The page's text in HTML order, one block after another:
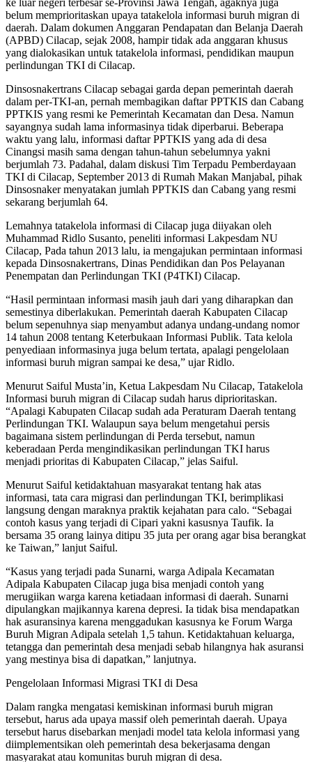
belum memprioritaskan upaya tatakelola informasi buruh migran di
daerah. Dalam dokumen Anggaran Pendapatan dan Belanja Daerah
(APBD) Cilacap, sejak 2008, hampir tidak ada anggaran khusus
yang dialokasikan untuk tatakelola informasi, pendidikan maupun
perlindungan TKI di Cilacap.
Dinsosnakertrans Cilacap sebagai garda depan pemerintah daerah
dalam per-TKI-an, pernah membagikan daftar PPTKIS dan Cabang
PPTKIS yang resmi ke Pemerintah Kecamatan dan Desa. Namun
sayangnya sudah lama informasinya tidak diperbarui. Beberapa
waktu yang lalu, informasi daftar PPTKIS yang ada di desa
Cinangsi masih sama dengan tahun-tahun sebelumnya yakni
berjumlah 73. Padahal, dalam diskusi Tim Terpadu Pemberdayaan
TKI di Cilacap, September 2013 di Rumah Makan Manjabal, pihak
Dinsosnaker menyatakan jumlah PPTKIS dan Cabang yang resmi
sekarang berjumlah 64.
Lemahnya tatakelola informasi di Cilacap juga diiyakan oleh
Muhammad Ridlo Susanto, peneliti informasi Lakpesdam NU
Cilacap, Pada tahun 2013 lalu, ia mengajukan permintaan informasi
kepada Dinsosnakertrans, Dinas Pendidikan dan Pos Pelayanan
Penempatan dan Perlindungan TKI (P4TKI) Cilacap.
“Hasil permintaan informasi masih jauh dari yang diharapkan dan
semestinya diberlakukan. Pemerintah daerah Kabupaten Cilacap
belum sepenuhnya siap menyambut adanya undang-undang nomor
14 tahun 2008 tentang Keterbukaan Informasi Publik. Tata kelola
penyediaan informasinya juga belum tertata, apalagi pengelolaan
informasi buruh migran sampai ke desa,” ujar Ridlo.
Menurut Saiful Musta’in, Ketua Lakpesdam Nu Cilacap, Tatakelola
Informasi buruh migran di Cilacap sudah harus diprioritaskan.
“Apalagi Kabupaten Cilacap sudah ada Peraturam Daerah tentang
Perlindungan TKI. Walaupun saya belum mengetahui persis
bagaimana sistem perlindungan di Perda tersebut, namun
keberadaan Perda mengindikasikan perlindungan TKI harus
menjadi prioritas di Kabupaten Cilacap,” jelas Saiful.
Menurut Saiful ketidaktahuan masyarakat tentang hak atas
informasi, tata cara migrasi dan perlindungan TKI, berimplikasi
langsung dengan maraknya praktik kejahatan para calo. “Sebagai
contoh kasus yang terjadi di Cipari yakni kasusnya Taufik. Ia
bersama 35 orang lainya ditipu 35 juta per orang agar bisa berangkat
ke Taiwan,” lanjut Saiful.
“Kasus yang terjadi pada Sunarni, warga Adipala Kecamatan
Adipala Kabupaten Cilacap juga bisa menjadi contoh yang
merugiikan warga karena ketiadaan informasi di daerah. Sunarni
dipulangkan majikannya karena depresi. Ia tidak bisa mendapatkan
hak asuransinya karena menggadukan kasusnya ke Forum Warga
Buruh Migran Adipala setelah 1,5 tahun. Ketidaktahuan keluarga,
tetangga dan pemerintah desa menjadi sebab hilangnya hak asuransi
yang mestinya bisa di dapatkan,” lanjutnya.
Pengelolaan Informasi Migrasi TKI di Desa
Dalam rangka mengatasi kemiskinan informasi buruh migran
tersebut, harus ada upaya massif oleh pemerintah daerah. Upaya
tersebut harus disebarkan menjadi model tata kelola informasi yang
diimplementsikan oleh pemerintah desa bekerjasama dengan
masyarakat atau komunitas buruh migran di desa.